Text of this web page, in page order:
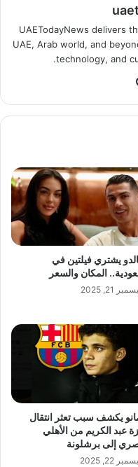
UAETodayNews delivers
UAE, Arab world, and
technology, and
يشتري فيلتين في
المكان والسعر
21, 2025
يكشف سبب تعثر انتقال
عبد الكريم من الأهلي
إلى برشلونة
22, 2025